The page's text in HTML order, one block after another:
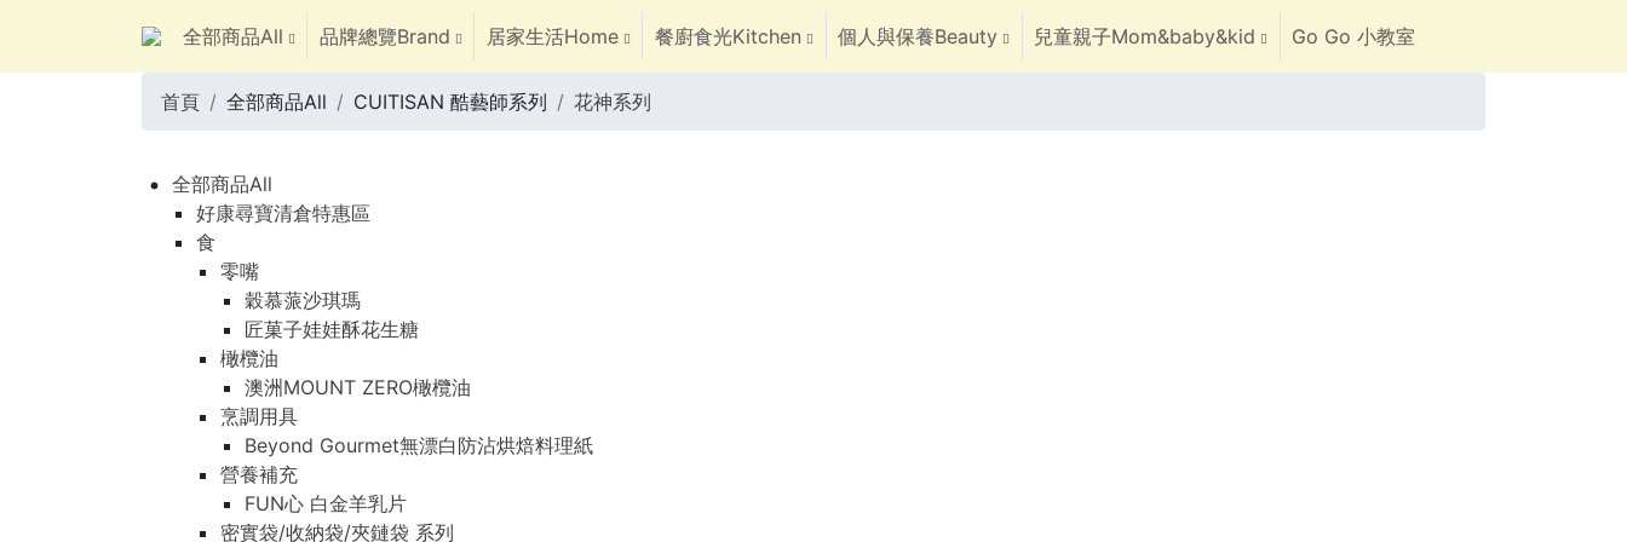
全部商品All 品牌總覽Brand 居家生活Home 餐廚食光Kitchen 個人與保養Beauty 兒童親子Mom&baby&kid Go Go 小教室
首頁 全部商品All CUITISAN 酷藝師系列 花神系列
全部商品All
好康尋寶清倉特惠區
食
零嘴
穀慕蒎沙琪瑪
匠菓子娃娃酥花生糖
橄欖油
澳洲MOUNT ZERO橄欖油
烹調用具
Beyond Gourmet無漂白防沾烘焙料理紙
營養補充
FUN心 白金羊乳片
密實袋/收納袋/夾鏈袋 系列